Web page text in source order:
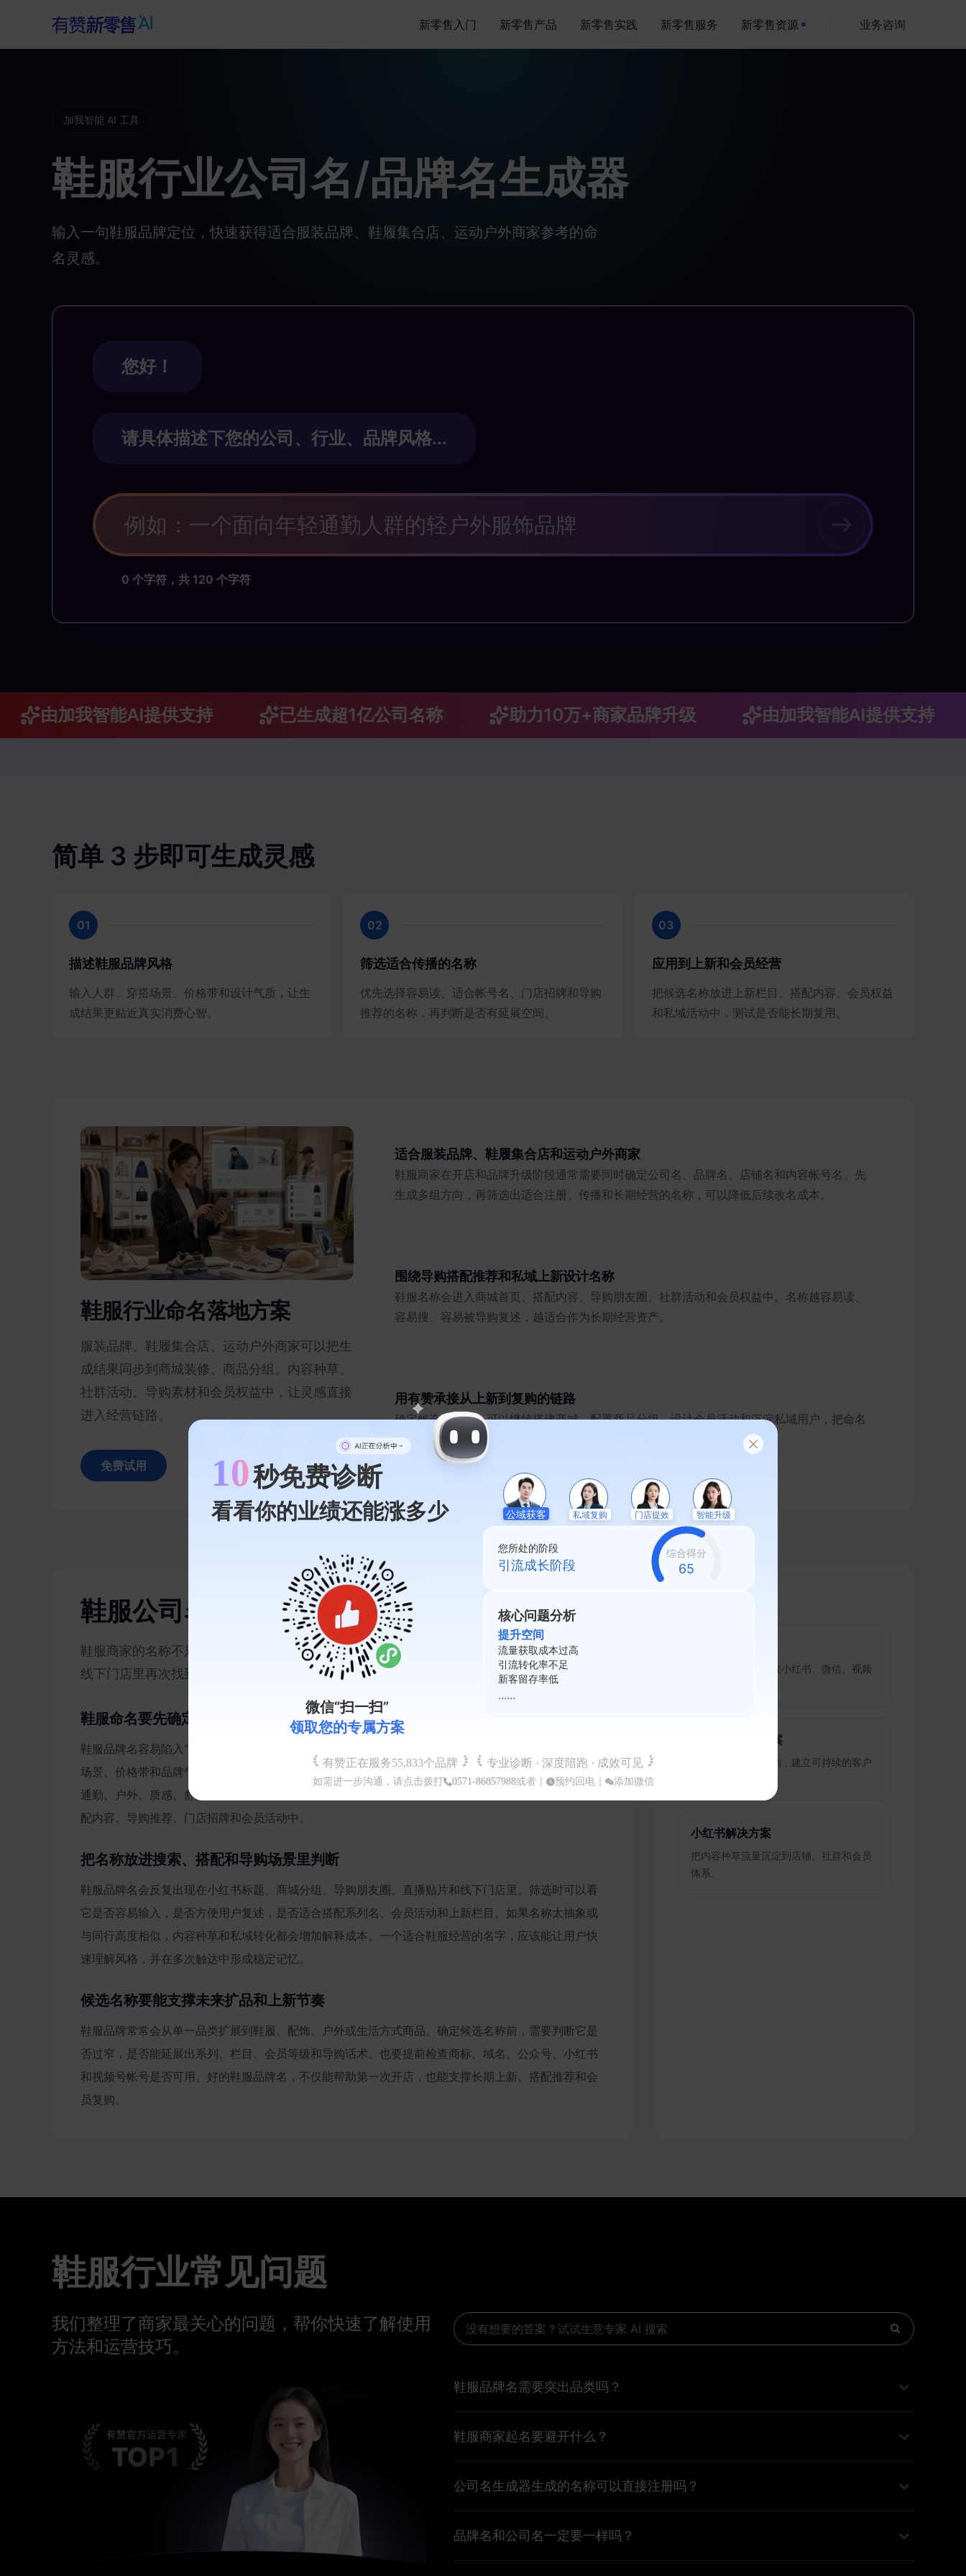
10秒免费诊断
看看你的业绩还能涨多少
微信“扫一扫”
领取您的专属方案
公域获客 私域复购 门店提效 智能升级
您所处的阶段
私域起盘阶段
综合得分
58
核心问题分析
提升空间
复购率不足
会员活跃度低
裂变系数差
......
有赞正在服务55,833个品牌 专业诊断 · 深度陪跑 · 成效可见
如需进一步沟通，请点击拨打 0571-86857988或者｜ 预约回电｜ 添加微信
新零售入门 新零售产品 新零售实践 新零售服务 新零售资源 业务咨询
加我智能 AI 工具
鞋服行业公司名/品牌名生成器
输入一句鞋服品牌定位，快速获得适合服装品牌、鞋履集合店、运动户外商家参考的命
名灵感。
您好！
请具体描述下您的公司、行业、品牌风格...
0 个字符，共 120 个字符
加我智能AI提供支持 已生成超1亿公司名称 助力10万+商家品牌升级 由加我智能AI提供支持
简单 3 步即可生成灵感
01
描述鞋服品牌风格
输入人群、穿搭场景、价格带和设计气质，让生
成结果更贴近真实消费心智。
02
筛选适合传播的名称
优先选择容易读、适合帐号名、门店招牌和导购
推荐的名称，再判断是否有延展空间。
03
应用到上新和会员经营
把候选名称放进上新栏目、搭配内容、会员权益
和私域活动中，测试是否能长期复用。
鞋服行业命名落地方案
服装品牌、鞋履集合店、运动户外商家可以把生
成结果同步到商城装修、商品分组、内容种草、
社群活动、导购素材和会员权益中，让灵感直接
进入经营链路。
免费试用
适合服装品牌、鞋履集合店和运动户外商家
鞋服商家在开店和品牌升级阶段通常需要同时确定公司名、品牌名、店铺名和内容帐号名。先
生成多组方向，再筛选出适合注册、传播和长期经营的名称，可以降低后续改名成本。
围绕导购搭配推荐和私域上新设计名称
鞋服名称会进入商城首页、搭配内容、导购朋友圈、社群活动和会员权益中。名称越容易读、
容易搜、容易被导购复述，越适合作为长期经营资产。
用有赞承接从上新到复购的链路
确定候选名称后，可以继续搭建商城、配置商品分组、设计会员活动和沉淀私域用户，把命名
灵感变成可持续运营的品牌触点。
鞋服公司名怎么起更容易被记住？
鞋服商家的名称不只要好听，还要能解释风格、适配内容种草，并方便用户在商城、社群和
线下门店里再次找到你。
鞋服命名要先确定风格和穿着场景
鞋服品牌名容易陷入“质感”“生活方式”“高级感”等泛化表达。更有效的做法，是先写清楚目标人群、穿着
场景、价格带和品牌气质，例如“面向年轻通勤人群的轻户外服饰品牌”。这样的描述能帮助生成器围绕
通勤、户外、质感、舒适、上新等线索发散。名字不只要看起来像品牌，还要适合出现在商品标题、搭
配内容、导购推荐、门店招牌和会员活动中。
把名称放进搜索、搭配和导购场景里判断
鞋服品牌名会反复出现在小红书标题、商城分组、导购朋友圈、直播贴片和线下门店里。筛选时可以看
它是否容易输入，是否方便用户复述，是否适合搭配系列名、会员活动和上新栏目。如果名称太抽象或
与同行高度相似，内容种草和私域转化都会增加解释成本。一个适合鞋服经营的名字，应该能让用户快
速理解风格，并在多次触达中形成稳定记忆。
候选名称要能支撑未来扩品和上新节奏
鞋服品牌常常会从单一品类扩展到鞋履、配饰、户外或生活方式商品。确定候选名称前，需要判断它是
否过窄，是否能延展出系列、栏目、会员等级和导购话术。也要提前检查商标、域名、公众号、小红书
和视频号帐号是否可用。好的鞋服品牌名，不仅能帮助第一次开店，也能支撑长期上新、搭配推荐和会
员复购。
搭建品牌商城，承接小红书、微信、视频
私域运营解决方案
从拉新、转化到复购，建立可持续的客户
小红书解决方案
把内容种草流量沉淀到店铺、社群和会员
体系。
鞋服行业常见问题
我们整理了商家最关心的问题，帮你快速了解使用
方法和运营技巧。
鞋服品牌名需要突出品类吗？
鞋履、配饰或户外品类。
鞋服商家起名要避开什么？
持长期上新的表达。
公司名生成器生成的名称可以直接注册吗？
和小红书帐号占用情况，避免后续品牌资产不一致。
品牌名和公司名一定要一样吗？